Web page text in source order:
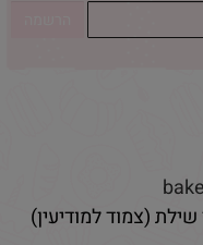
(צמוד למודיעין)